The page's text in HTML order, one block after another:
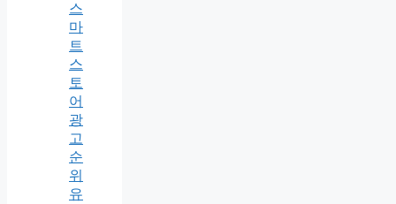
스
마
트
스
토
어
광
고
순
위
유